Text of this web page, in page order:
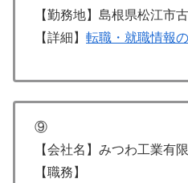
【勤務地】島根県松江市
【詳細】 転職・就職情報
⑨
【会社名】みつわ工業有
【職務】